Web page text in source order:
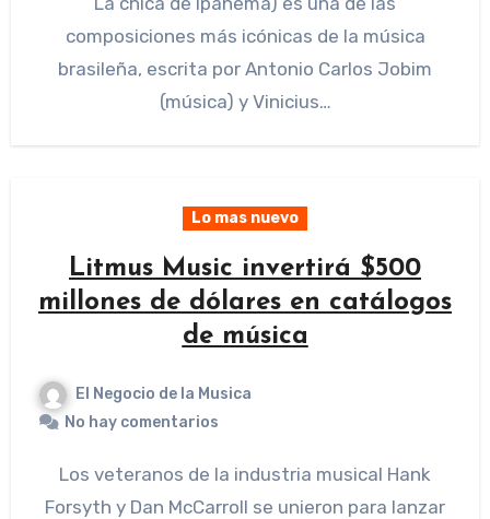
composiciones más icónicas de la música
brasileña, escrita por Antonio Carlos Jobim
(música) y Vinicius…
Lo mas nuevo
Litmus Music invertirá $500
millones de dólares en catálogos
de música
El Negocio de la Musica
No hay comentarios
Los veteranos de la industria musical Hank
Forsyth y Dan McCarroll se unieron para lanzar